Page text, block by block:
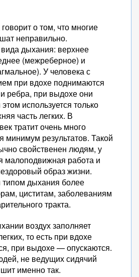
о том, что многие
неправильно.
дыхания: верхнее
(межреберное) и
У человека с
при вдохе поднимаются
ребра, при выдохе они
используется только
часть легких. В
тратит очень много
минимум результатов. Такой
свойственен людям, у
малоподвижная работа и
образ жизни.
типом дыхания более
циститам, заболеваниям
тракта.
воздух заполняет
то есть при вдохе
при выдохе — опускаются.
не ведущих сидячий
именно так.